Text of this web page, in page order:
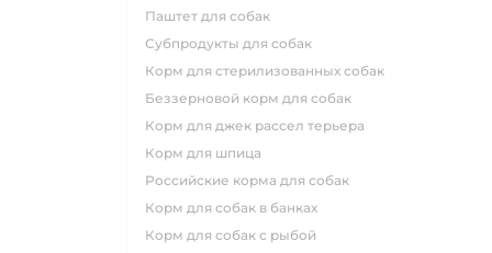
паштет для собак
субпродукты для собак
корм для стерилизованных собак
беззерновой корм для собак
корм для джек рассел терьера
корм для шпица
российские корма для собак
корм для собак в банках
корм для собак с рыбой